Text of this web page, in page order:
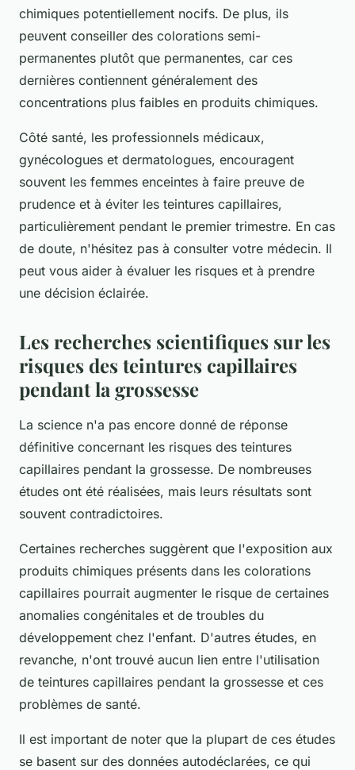
chimiques potentiellement nocifs. De plus, ils
peuvent conseiller des colorations semi-
permanentes plutôt que permanentes, car ces
dernières contiennent généralement des
concentrations plus faibles en produits chimiques.
Côté santé, les professionnels médicaux,
gynécologues et dermatologues, encouragent
souvent les femmes enceintes à faire preuve de
prudence et à éviter les teintures capillaires,
particulièrement pendant le premier trimestre. En cas
de doute, n'hésitez pas à consulter votre médecin. Il
peut vous aider à évaluer les risques et à prendre
une décision éclairée.
Les recherches scientifiques sur les
risques des teintures capillaires
pendant la grossesse
La science n'a pas encore donné de réponse
définitive concernant les risques des teintures
capillaires pendant la grossesse. De nombreuses
études ont été réalisées, mais leurs résultats sont
souvent contradictoires.
Certaines recherches suggèrent que l'exposition aux
produits chimiques présents dans les colorations
capillaires pourrait augmenter le risque de certaines
anomalies congénitales et de troubles du
développement chez l'enfant. D'autres études, en
revanche, n'ont trouvé aucun lien entre l'utilisation
de teintures capillaires pendant la grossesse et ces
problèmes de santé.
Il est important de noter que la plupart de ces études
se basent sur des données autodéclarées, ce qui